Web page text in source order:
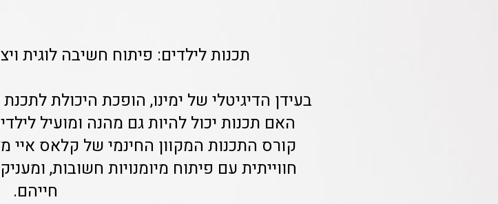
תכנות לילדים: פיתוח חשיבה לוגית
בעידן הדיגיטלי של ימינו, הופכת היכולת
האם תכנות יכול להיות גם מהנה ומועיל
קורס התכנות המקוון החינמי של קלאס איי
חווייתית עם פיתוח מיומנויות חשובות,
חייהם.